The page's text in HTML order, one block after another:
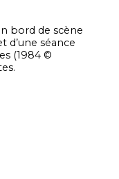
bord de scène
d’une séance
(1984 ©